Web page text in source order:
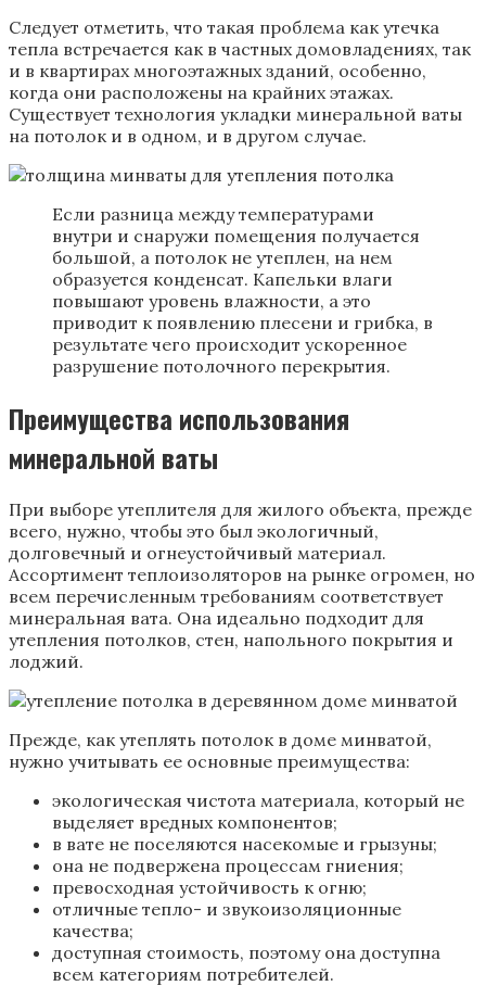
Следует отметить, что такая проблема как утечка
тепла встречается как в частных домовладениях, так
и в квартирах многоэтажных зданий, особенно,
когда они расположены на крайних этажах.
Существует технология укладки минеральной ваты
на потолок и в одном, и в другом случае.
Если разница между температурами
внутри и снаружи помещения получается
большой, а потолок не утеплен, на нем
образуется конденсат. Капельки влаги
повышают уровень влажности, а это
приводит к появлению плесени и грибка, в
результате чего происходит ускоренное
разрушение потолочного перекрытия.
Преимущества использования
минеральной ваты
При выборе утеплителя для жилого объекта, прежде
всего, нужно, чтобы это был экологичный,
долговечный и огнеустойчивый материал.
Ассортимент теплоизоляторов на рынке огромен, но
всем перечисленным требованиям соответствует
минеральная вата. Она идеально подходит для
утепления потолков, стен, напольного покрытия и
лоджий.
Прежде, как утеплять потолок в доме минватой,
нужно учитывать ее основные преимущества:
экологическая чистота материала, который не
выделяет вредных компонентов;
в вате не поселяются насекомые и грызуны;
она не подвержена процессам гниения;
превосходная устойчивость к огню;
отличные тепло- и звукоизоляционные
качества;
доступная стоимость, поэтому она доступна
всем категориям потребителей.